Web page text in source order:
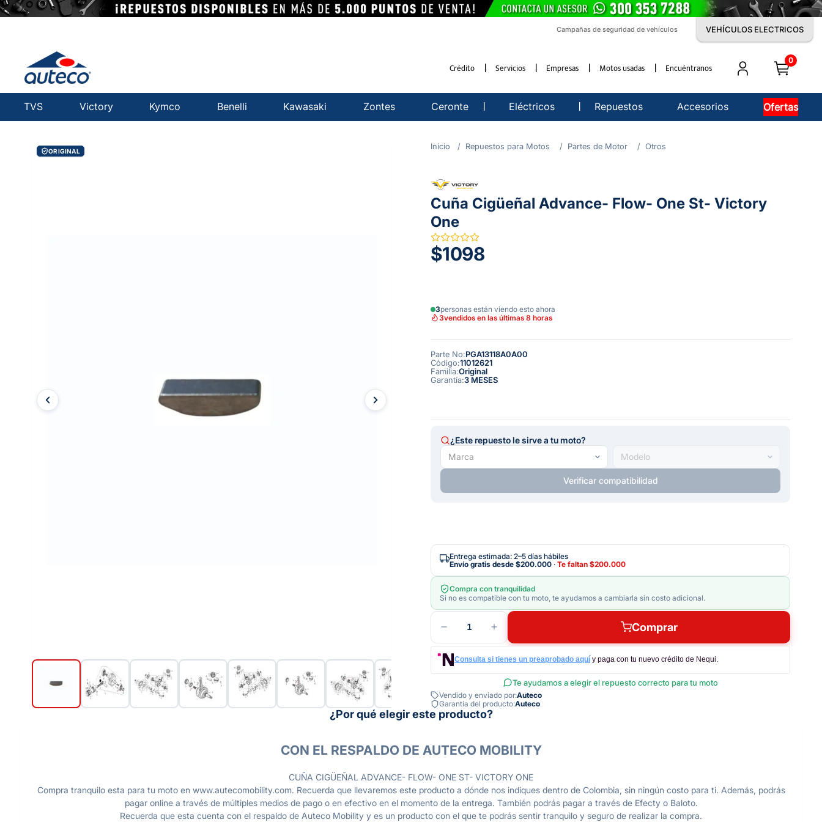
Campañas de seguridad de vehículos VEHÍCULOS ELECTRICOS
Crédito Servicios Empresas Motos usadas Encuéntranos
0
TVS Victory Kymco Benelli Kawasaki Zontes Ceronte Eléctricos Repuestos Accesorios Ofertas
ORIGINAL Repuestos para Motos Partes de Motor Otros
Cuña Cigüeñal Advance- Flow- One St- Victory
One
$1098
3personas están viendo esto ahora
3vendidos en las últimas 8 horas
Parte No:PGA13118A0A00
Código:11012621
Familia:Original
Garantía:3 MESES
¿Este repuesto le sirve a tu moto?
Verificar compatibilidad
Entrega estimada: 2–5 días hábiles
Envío gratis desde $200.000 · Te faltan $200.000
Compra con tranquilidad
Si no es compatible con tu moto, te ayudamos a cambiarla sin costo adicional.
1 Comprar
Consulta si tienes un preaprobado aquí y paga con tu nuevo crédito de Nequi.
Te ayudamos a elegir el repuesto correcto para tu moto
Vendido y enviado por:Auteco
Garantía del producto:Auteco
¿Por qué elegir este producto?
CON EL RESPALDO DE AUTECO MOBILITY
CUÑA CIGÜEÑAL ADVANCE- FLOW- ONE ST- VICTORY ONE
Compra tranquilo esta para tu moto en www.autecomobility.com. Recuerda que llevaremos este producto a dónde nos indiques dentro de Colombia, sin ningún costo para ti. Además, podrás
pagar online a través de múltiples medios de pago o en efectivo en el momento de la entrega. También podrás pagar a través de Efecty o Baloto.
Recuerda que esta cuenta con el respaldo de Auteco Mobility y es un producto con el que te podrás sentir tranquilo y seguro de realizar la compra.